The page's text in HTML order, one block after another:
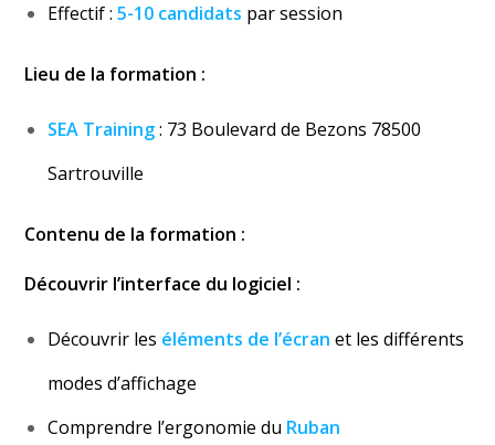
Effectif :5-10 candidats par session
Lieu de la formation :
SEA Training: 73 Boulevard de Bezons 78500
Sartrouville
Contenu de la formation :
Découvrir l’interface du logiciel :
Découvrir les éléments de l’écran et les différents
modes d’affichage
Comprendre l’ergonomie du Ruban